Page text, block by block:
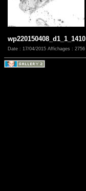
wp220150408_d1_1_1410
Date : 17/04/2015 Affichages : 2756